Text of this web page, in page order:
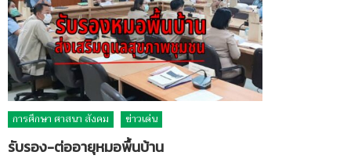
การศึกษา ศาสนา สังคม ข่าวเด่น
รับรอง-ต่ออายุหมอพื้นบ้าน